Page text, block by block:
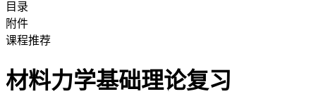
目录
附件
课程推荐
材料力学基础理论复习